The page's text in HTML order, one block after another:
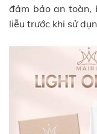
đảm bảo an toàn,
liễu trước khi sử